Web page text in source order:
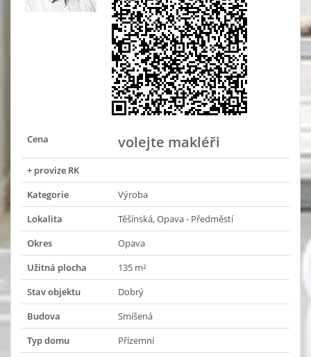
Cena volejte makléři
+ provize RK
Kategorie
Výroba
Lokalita
Těšínská, Opava - Předměstí
Okres
Opava
Užitná plocha
135 m²
Stav objektu
Dobrý
Budova
Smíšená
Typ domu
Přízemní